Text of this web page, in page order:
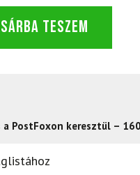
TESZEM
a PostFoxon keresztül –
gond – a terméket